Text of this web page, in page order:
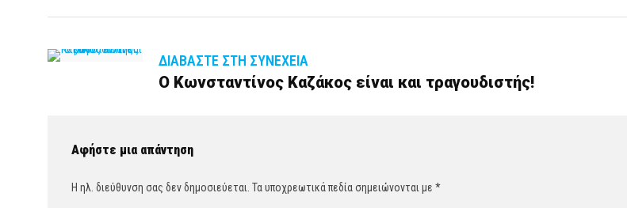
ΔΙΑΒΆΣΤΕ ΣΤΗ ΣΥΝΈΧΕΙΑ
Ο Κωνσταντίνος Καζάκος είναι και τραγουδιστής!
Αφήστε μια απάντηση
Η ηλ. διεύθυνση σας δεν δημοσιεύεται. Τα υποχρεωτικά πεδία σημειώνονται με *